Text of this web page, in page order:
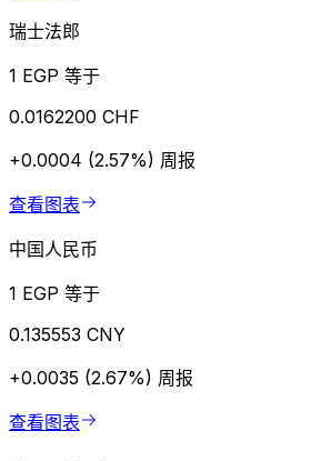
瑞士法郎
1 EGP 等于
0.0162200 CHF
+0.0004 (2.57%) 周报
查看图表
中国人民币
1 EGP 等于
0.135553 CNY
+0.0035 (2.67%) 周报
查看图表